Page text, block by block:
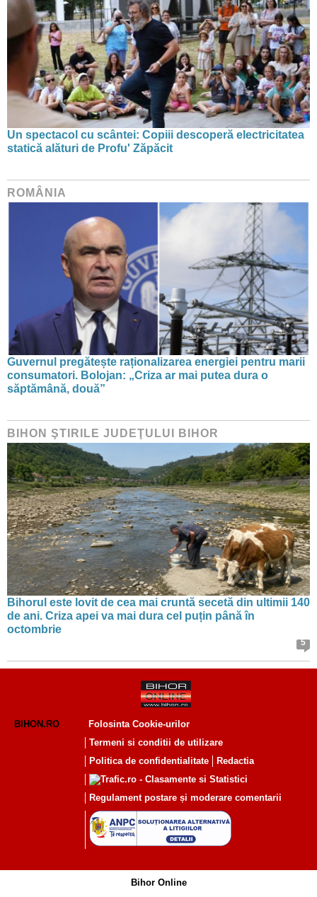
Un spectacol cu scântei: Copiii descoperă electricitatea
statică alături de Profu' Zăpăcit
ROMÂNIA
Guvernul pregătește raționalizarea energiei pentru marii
consumatori. Bolojan: „Criza ar mai putea dura o
săptămână, două”
BIHON ŞTIRILE JUDEŢULUI BIHOR
Bihorul este lovit de cea mai cruntă secetă din ultimii 140
de ani. Criza apei va mai dura cel puțin până în
octombrie
5
BIHON.RO
Folosinta Cookie-urilor
Termeni si conditii de utilizare
Politica de confidentialitate
Redactia
Regulament postare și moderare comentarii
Bihor Online